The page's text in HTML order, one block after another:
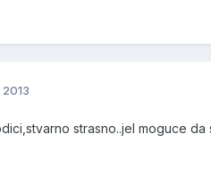
strasno..jel moguce